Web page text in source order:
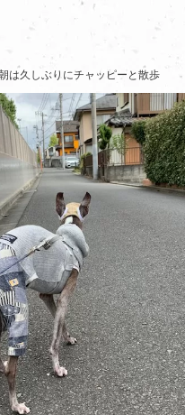
は久しぶりにチャッピーと散歩